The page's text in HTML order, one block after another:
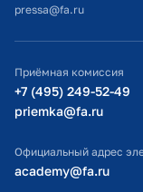
Официальный адрес
Министерство
Министерство
pressa@fa.ru
Приёмная комиссия
+7 (495) 249-52-49
priemka@fa.ru
Официальный адрес
academy@fa.ru